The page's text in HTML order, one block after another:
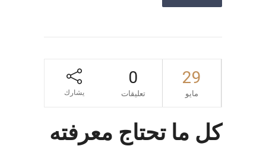
29
مايو
0
تعليقات يشارك
كل ما تحتاج معرفته